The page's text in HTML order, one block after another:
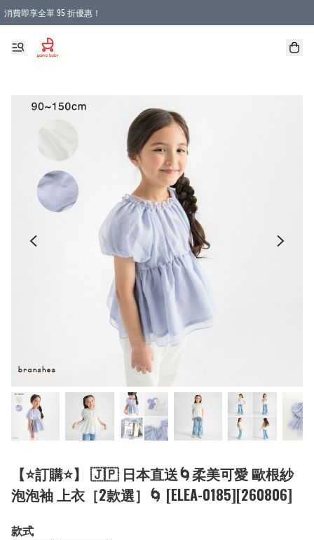
消費即享全單 95 折優惠！
購物滿 HKD 900.00即享免運費優惠！（適用於 本地送貨、本地取貨 )
【⭐訂購⭐】 🇯🇵 日本直送🌀柔美可愛 歐根紗
泡泡袖 上衣［2款選］🌀 [ELEA-0185][260806]
款式